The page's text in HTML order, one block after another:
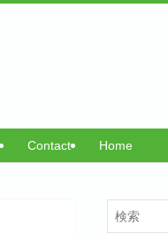
Contact Home